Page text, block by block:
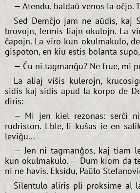
— Atendu, baldaŭ venos la oĉjo.
Sed Demĉjo jam ne aŭdis, kaj
brovojn, fermis liajn okulojn. La
ĉapojn. La viro kun okulmakulo,
gispoton, en kiu estis bolanta
— Ĉu ni tagmanĝu? Ne frue, mi
La aliaj viŝis kulerojn,
sidis kaj sidis apud la korpo de
diris:
— Mi jen kiel rezonas: serĉi
rudriston. Eble, li kuŝas ie en
leviĝu...
— Jen ni tagmanĝos, kaj tiam
kun okulmakulo. — Dum kiom da
ni ne havis. Eksidu, Paŭlo
Silentulo aliris pli proksime al